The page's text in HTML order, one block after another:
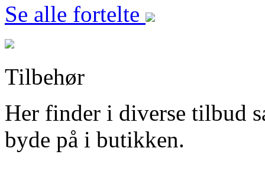
Se alle fortelte
Tilbehør
Her finder i diverse tilbud
byde på i butikken.